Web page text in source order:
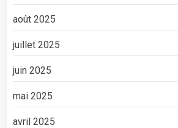
août 2025
juillet 2025
juin 2025
mai 2025
avril 2025